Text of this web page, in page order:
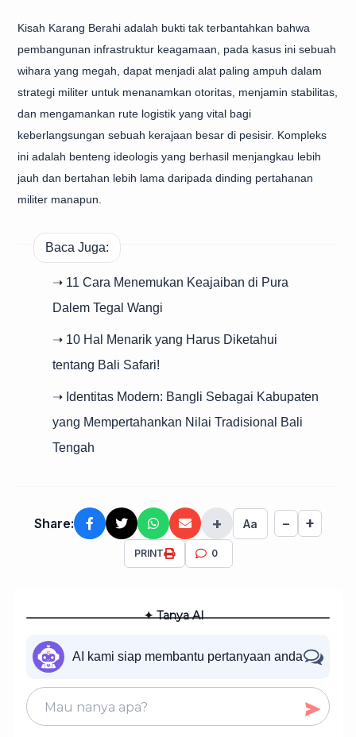
Kisah Karang Berahi adalah bukti tak terbantahkan bahwa
pembangunan infrastruktur keagamaan, pada kasus ini sebuah
wihara yang megah, dapat menjadi alat paling ampuh dalam
strategi militer untuk menanamkan otoritas, menjamin stabilitas,
dan mengamankan rute logistik yang vital bagi
keberlangsungan sebuah kerajaan besar di pesisir. Kompleks
ini adalah benteng ideologis yang berhasil menjangkau lebih
jauh dan bertahan lebih lama daripada dinding pertahanan
militer manapun.
Baca Juga:
➝ 11 Cara Menemukan Keajaiban di Pura
Dalem Tegal Wangi
➝ 10 Hal Menarik yang Harus Diketahui
tentang Bali Safari!
➝ Identitas Modern: Bangli Sebagai Kabupaten
yang Mempertahankan Nilai Tradisional Bali
Tengah
Share: + Aa − +
PRINT 0
✦ Tanya AI
AI kami siap membantu pertanyaan anda